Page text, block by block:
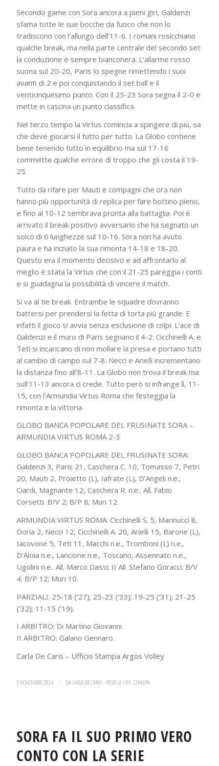
Secondo game con Sora ancora a pieni giri, Galdenzi
sfama tutte le sue bocche da fuoco che non lo
tradiscono con l’allungo dell’11-6. I romani rosicchiano
qualche break, ma nella parte centrale del secondo set
la conduzione è sempre bianconera. L’allarme rosso
suona sul 20-20, Paris lo spegne rimettendo i suoi
avanti di 2 e poi conquistando il set ball e il
venticinquesimo punto. Con il 25-23 Sora segna il 2-0 e
mette in cascina un punto classifica.
Nel terzo tempo la Virtus comincia a spingere di più, sa
che deve giocarsi il tutto per tutto. La Globo contiene
bene tenendo tutto in equilibrio ma sul 17-16
commette qualche errore di troppo che gli costa il 19-
25.
Tutto da rifare per Mauti e compagni che ora non
hanno più opportunità di replica per fare bottino pieno,
e fino al 10-12 sembrava pronta alla battaglia. Poi è
arrivato il break positivo avversario che ha segnato un
solco di 6 lunghezze sul 10-16. Sora non ha avuto
paura e ha iniziato la sua rimonta 14-18 e 18-20.
Questo era il momento decisivo e ad affrontarlo al
meglio è stata la Virtus che con il 21-25 pareggia i conti
e si guadagna la possibilità di vincere il match.
Si va al tie break. Entrambe le squadre dovranno
battersi per prendersi la fetta di torta più grande. E
infatti il gioco si avvia senza esclusione di colpi. L’ace di
Galdenzi e il muro di Paris segnano il 4-2. Cicchinelli A. e
Teti si incaricano di non mollare la presa e portano tutti
al cambio di campo sul 7-8. Necci e Arielli incrementano
la distanza fino all’8-11. La Globo non trova il break ma
sull’11-13 ancora ci crede. Tutto però si infrange lì, 11-
15, con l’Armundia Virtus Roma che festeggia la
rimonta e la vittoria.
GLOBO BANCA POPOLARE DEL FRUSINATE SORA –
ARMUNDIA VIRTUS ROMA 2-3
GLOBO BANCA POPOLARE DEL FRUSINATE SORA:
Galdenzi 3, Paris 21, Caschera C. 10, Tomasso 7, Petri
20, Mauti 2, Proietto (L), Iafrate (L), D’Angeli n.e.,
Ciardi, Magnante 12, Caschera R. n.e.. All. Fabio
Corsetti. B/V 2; B/P 8; Muri 12.
ARMUNDIA VIRTUS ROMA: Cicchinelli S. 5, Marinucci 8,
Doria 2, Necci 12, Cicchinelli A. 20, Arielli 15, Barone (L),
Iacovone 5, Teti 11, Macchi n.e., Tromboni (L) n.e.,
D’Aloia n.e., Lancione n.e., Toscano, Assennato n.e.,
Ugolini n.e.. All. Marco Dassi; II All. Stefano Goracci. B/V
4; B/P 12; Muri 10.
PARZIALI: 25-18 (‘27); 25-23 (‘33); 19-25 (‘31); 21-25
(‘32); 11-15 (‘19).
I ARBITRO: Di Martino Giovanni.
II ARBITRO: Galano Gennaro.
Carla De Caris – Ufficio Stampa Argos Volley
5 NOVEMBRE 2024 / DACARLA DE CARIS – RESP.LE UFF. STAMPA
SORA FA IL SUO PRIMO VERO
CONTO CON LA SERIE